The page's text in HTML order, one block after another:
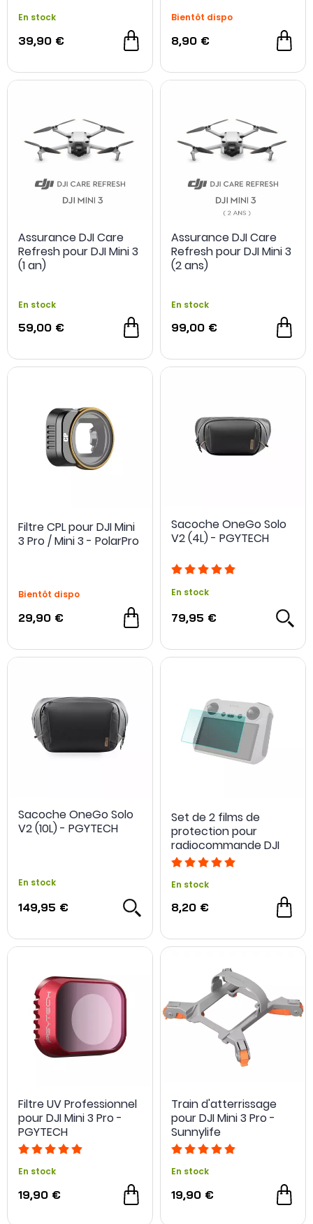
En stock
39,90 €
Bientôt dispo
8,90 €
Assurance DJI Care
Refresh pour DJI Mini 3
(1 an)
En stock
59,00 €
Assurance DJI Care
Refresh pour DJI Mini 3
(2 ans)
En stock
99,00 €
Filtre CPL pour DJI Mini
3 Pro / Mini 3 - PolarPro
Bientôt dispo
29,90 €
Sacoche OneGo Solo
V2 (4L) - PGYTECH
En stock
79,95 €
Sacoche OneGo Solo
V2 (10L) - PGYTECH
En stock
149,95 €
Set de 2 films de
protection pour
radiocommande DJI
RC - Sunnylife
En stock
8,20 €
Filtre UV Professionnel
pour DJI Mini 3 Pro -
PGYTECH
En stock
19,90 €
Train d'atterrissage
pour DJI Mini 3 Pro -
Sunnylife
En stock
19,90 €